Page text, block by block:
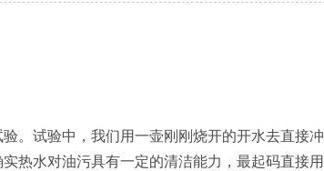
。试验中，我们用一壶刚刚烧开的开水去直接冲
热水对油污具有一定的清洁能力，最起码直接用